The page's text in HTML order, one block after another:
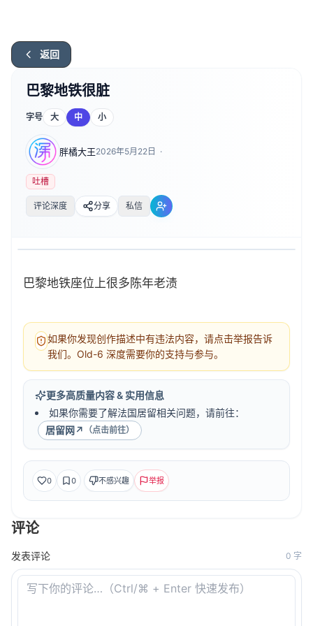
返回
巴黎地铁很脏
字号 大 中 小
胖橘大王2026年5月22日 ·
吐槽
评论深度 分享 私信
巴黎地铁座位上很多陈年老渍
如果你发现创作描述中有违法内容，请点击举报告诉
我们。Old-6 深度需要你的支持与参与。
更多高质量内容 & 实用信息
如果你需要了解法国居留相关问题，请前往：
居留网↗ （点击前往）
0 0 不感兴趣 举报
评论
发表评论 0 字